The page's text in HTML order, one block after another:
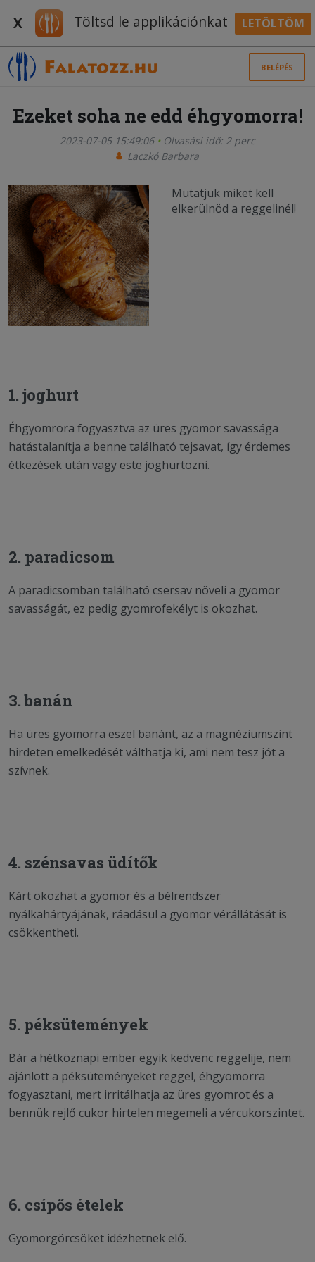
X Töltsd le applikációnkat LETÖLTÖM
BELÉPÉS
Ezeket soha ne edd éhgyomorra!
2023-07-05 15:49:06
Olvasási idő: 2 perc
Laczkó Barbara
Mutatjuk miket kell
elkerülnöd a reggelinél!
1. joghurt
Éhgyomrora fogyasztva az üres gyomor savassága
hatástalanítja a benne található tejsavat, így érdemes
étkezések után vagy este joghurtozni.
2. paradicsom
A paradicsomban található csersav növeli a gyomor
savasságát, ez pedig gyomrofekélyt is okozhat.
3. banán
Ha üres gyomorra eszel banánt, az a magnéziumszint
hirdeten emelkedését válthatja ki, ami nem tesz jót a
szívnek.
4. szénsavas üdítők
Kárt okozhat a gyomor és a bélrendszer
nyálkahártyájának, ráadásul a gyomor vérállátását is
csökkentheti.
5. péksütemények
Bár a hétköznapi ember egyik kedvenc reggelije, nem
ajánlott a péksüteményeket reggel, éhgyomorra
fogyasztani, mert irritálhatja az üres gyomrot és a
bennük rejlő cukor hirtelen megemeli a vércukorszintet.
6. csípős ételek
Gyomorgörcsöket idézhetnek elő.